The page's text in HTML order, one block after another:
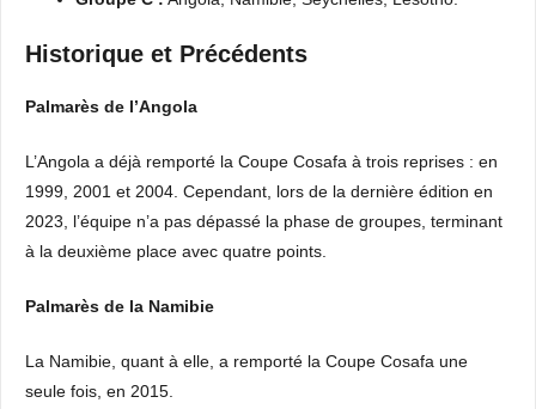
Historique et Précédents
Palmarès de l’Angola
L’Angola a déjà remporté la Coupe Cosafa à trois reprises : en
1999, 2001 et 2004. Cependant, lors de la dernière édition en
2023, l’équipe n’a pas dépassé la phase de groupes, terminant
à la deuxième place avec quatre points.
Palmarès de la Namibie
La Namibie, quant à elle, a remporté la Coupe Cosafa une
seule fois, en 2015.